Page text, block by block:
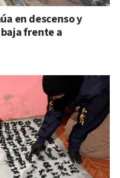
en descenso y
frente a